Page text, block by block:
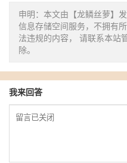
申明：本文由【龙鳞丝萝】
信息存储空间服务，不拥有
法违规的内容， 请联系本站
除。
我来回答